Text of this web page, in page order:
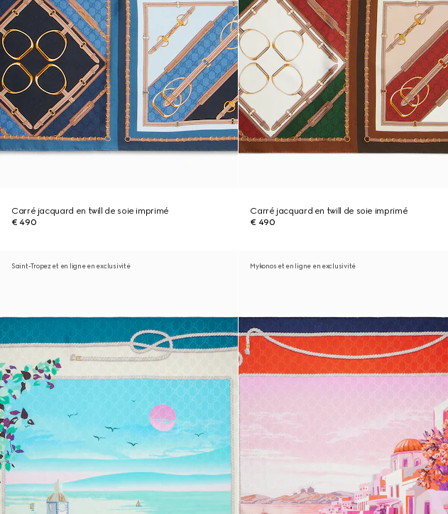
Carré jacquard en twill de soie imprimé
€ 490
Carré jacquard en twill de soie imprimé
€ 490
Saint-Tropez et en ligne en exclusivité Mykonos et en ligne en exclusivité